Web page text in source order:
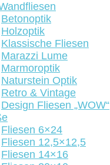
Betonoptik
Holzoptik
Klassische Fliesen
Marazzi Lume
Marmoroptik
Naturstein Optik
Retro & Vintage
Design Fliesen „WOW“
Fliesen 6×24
Fliesen 12,5×12,5
Fliesen 14×16